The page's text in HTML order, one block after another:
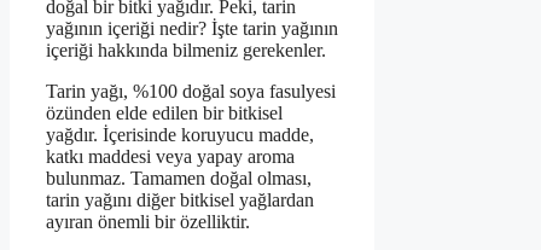
doğal bir bitki yağıdır. Peki, tarin
yağının içeriği nedir? İşte tarin yağının
içeriği hakkında bilmeniz gerekenler.
Tarin yağı, %100 doğal soya fasulyesi
özünden elde edilen bir bitkisel
yağdır. İçerisinde koruyucu madde,
katkı maddesi veya yapay aroma
bulunmaz. Tamamen doğal olması,
tarin yağını diğer bitkisel yağlardan
ayıran önemli bir özelliktir.